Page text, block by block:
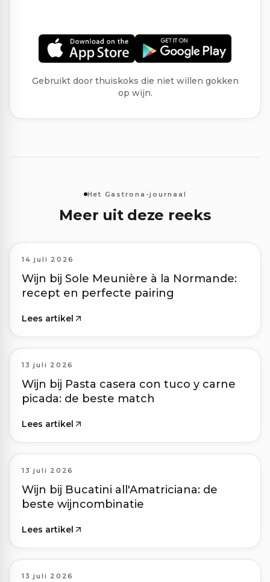
Gebruikt door thuiskoks die niet willen gokken
op wijn.
Het Gastrona-journaal
Meer uit deze reeks
14 juli 2026
Wijn bij Sole Meunière à la Normande:
recept en perfecte pairing
Lees artikel
13 juli 2026
Wijn bij Pasta casera con tuco y carne
picada: de beste match
Lees artikel
13 juli 2026
Wijn bij Bucatini all'Amatriciana: de
beste wijncombinatie
Lees artikel
13 juli 2026